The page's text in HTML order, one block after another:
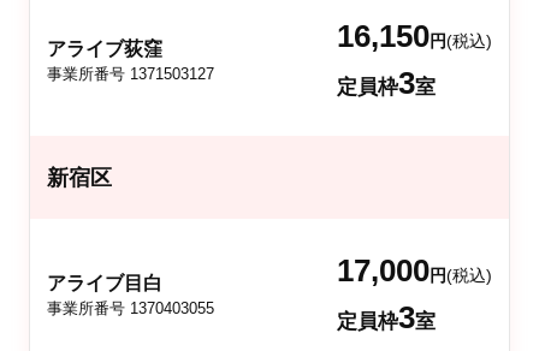
アライブ荻窪
事業所番号 1371503127
16,150円(税込)
定員枠3室
新宿区
アライブ目白
事業所番号 1370403055
17,000円(税込)
定員枠3室